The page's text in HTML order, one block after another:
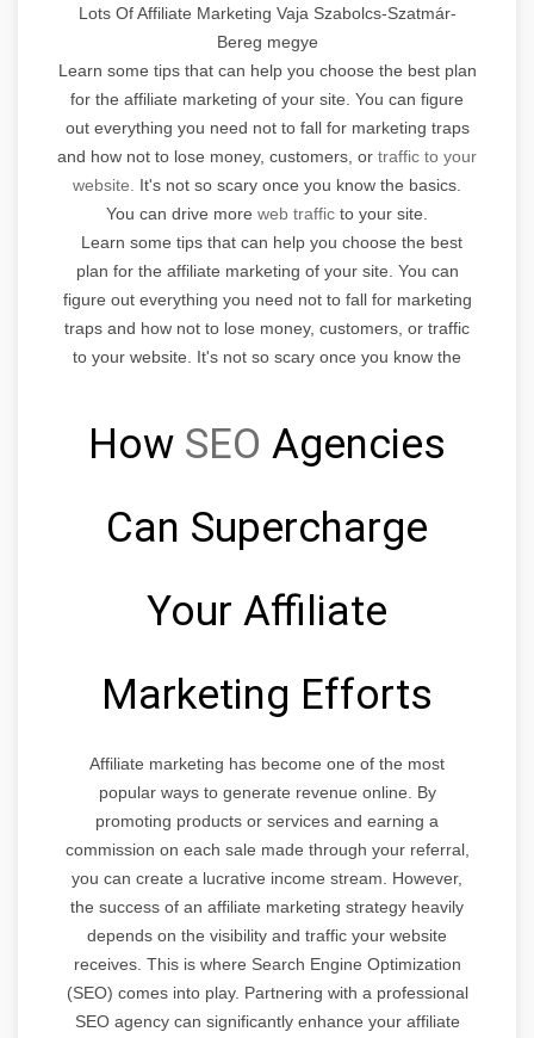
Lots Of Affiliate Marketing Vaja Szabolcs-Szatmár-
Bereg megye
Learn some tips that can help you choose the best plan
for the affiliate marketing of your site. You can figure
out everything you need not to fall for marketing traps
and how not to lose money, customers, or traffic to your
website.
It's not so scary once you know the basics.
You can drive more web traffic to your site.
Learn some tips that can help you choose the best
plan for the affiliate marketing of your site. You can
figure out everything you need not to fall for marketing
traps and how not to lose money, customers, or traffic
to your website. It's not so scary once you know the
How SEO Agencies
Can Supercharge
Your Affiliate
Marketing Efforts
Affiliate marketing has become one of the most
popular ways to generate revenue online. By
promoting products or services and earning a
commission on each sale made through your referral,
you can create a lucrative income stream. However,
the success of an affiliate marketing strategy heavily
depends on the visibility and traffic your website
receives. This is where Search Engine Optimization
(SEO) comes into play. Partnering with a professional
SEO agency can significantly enhance your affiliate